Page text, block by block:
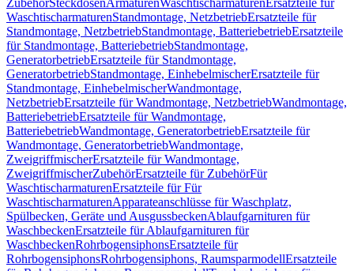
ZubehörSteckdosenArmaturenWaschtischarmaturen Ersatzteile für
WaschtischarmaturenStandmontage, NetzbetriebErsatzteile für
Standmontage, NetzbetriebStandmontage, BatteriebetriebErsatzteile
für Standmontage, BatteriebetriebStandmontage,
GeneratorbetriebErsatzteile für Standmontage,
GeneratorbetriebStandmontage, EinhebelmischerErsatzteile für
Standmontage, EinhebelmischerWandmontage,
NetzbetriebErsatzteile für Wandmontage, NetzbetriebWandmontage,
BatteriebetriebErsatzteile für Wandmontage,
BatteriebetriebWandmontage, GeneratorbetriebErsatzteile für
Wandmontage, GeneratorbetriebWandmontage,
ZweigriffmischerErsatzteile für Wandmontage,
ZweigriffmischerZubehörErsatzteile für ZubehörFür
WaschtischarmaturenErsatzteile für Für
WaschtischarmaturenApparateanschlüsse für Waschplatz,
Spülbecken, Geräte und AusgussbeckenAblaufgarnituren für
WaschbeckenErsatzteile für Ablaufgarnituren für
WaschbeckenRohrbogensiphonsErsatzteile für
RohrbogensiphonsRohrbogensiphons, RaumsparmodellErsatzteile